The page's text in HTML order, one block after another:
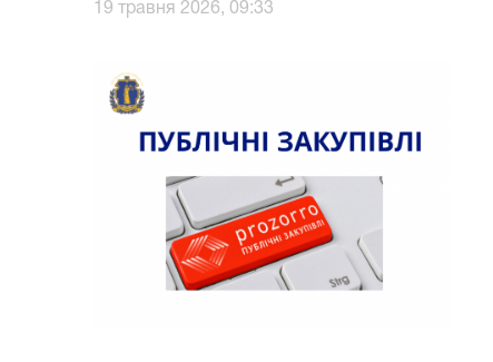
19 травня 2026, 09:33